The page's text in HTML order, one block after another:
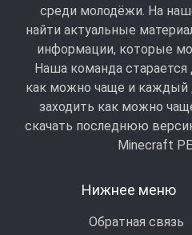
среди молодёжи. На
найти актуальные
информации, которые
Наша команда
как можно чаще и каждый
заходить как можно
скачать последнюю
Minecraft РЕ
Нижнее меню
Обратная связь